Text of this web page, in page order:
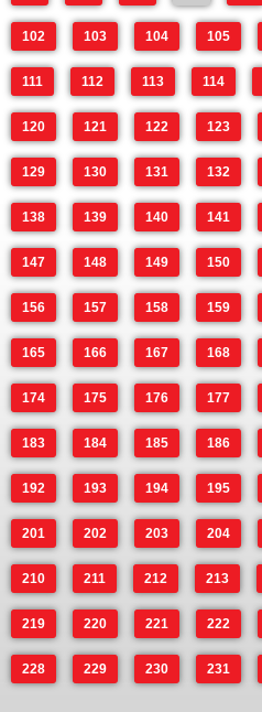
102 103 104 105
111 112 113 114
120 121 122 123
129 130 131 132
138 139 140 141
147 148 149 150
156 157 158 159
165 166 167 168
174 175 176 177
183 184 185 186
192 193 194 195
201 202 203 204
210 211 212 213
219 220 221 222
228 229 230 231